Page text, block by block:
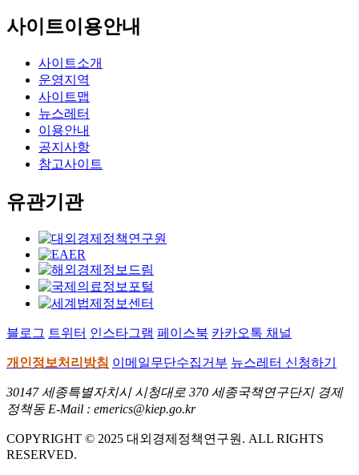
사이트이용안내
사이트소개
운영지역
사이트맵
뉴스레터
이용안내
공지사항
참고사이트
유관기관
블로그 트위터 인스타그램 페이스북 카카오톡 채널
개인정보처리방침 이메일무단수집거부 뉴스레터 신청하기
30147 세종특별자치시 시청대로 370 세종국책연구단지 경제
정책동 E-Mail : emerics@kiep.go.kr
COPYRIGHT © 2025 대외경제정책연구원. ALL RIGHTS
RESERVED.